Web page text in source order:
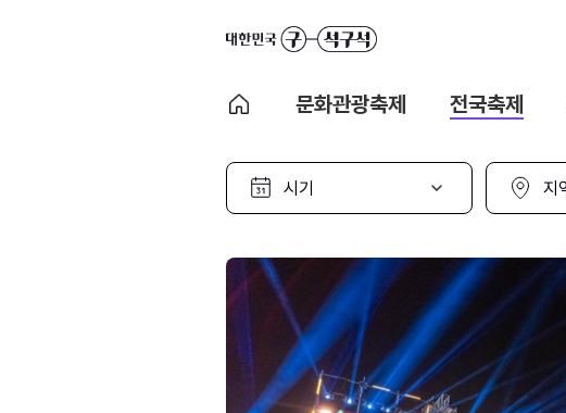
문화관광축제 전국축제
시
선
지
선